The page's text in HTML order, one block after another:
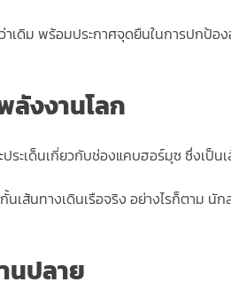
เดิม พร้อมประกาศจุดยืนในการปกป้อ
ลังงานโลก
ระเด็นเกี่ยวกับช่องแคบฮอร์มุซ ซึ่งเป็
ส้นทางเดินเรือจริง อย่างไรก็ตาม นัก
นปลาย